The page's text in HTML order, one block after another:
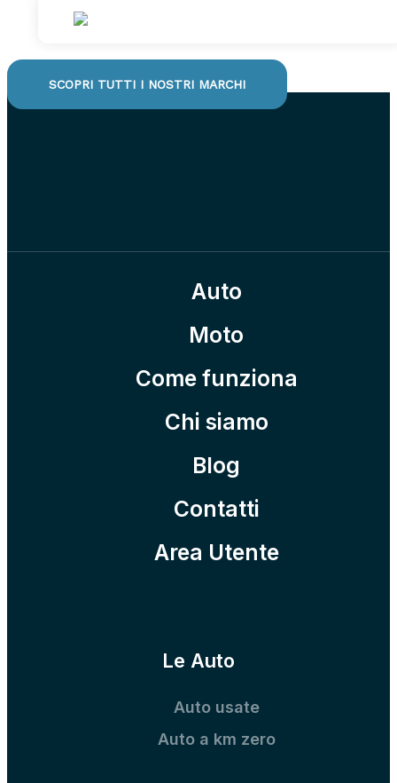
SCOPRI TUTTI I NOSTRI MARCHI
Auto
Moto
Come funziona
Chi siamo
Blog
Contatti
Area Utente
Le Auto
Auto usate
Auto a km zero